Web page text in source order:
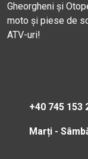
Gheorgheni și
moto și piese de
ATV-uri!
+40 745 153
Marți -